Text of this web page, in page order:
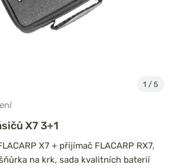
1 / 5
X7 3+1
X7 + přijímač FLACARP RX7,
na krk, sada kvalitních baterií